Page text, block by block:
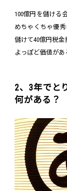
100億円を儲ける
めちゃくちゃ優
儲けて40億円税
よっぽど価値があ
2、3年でと
何がある？